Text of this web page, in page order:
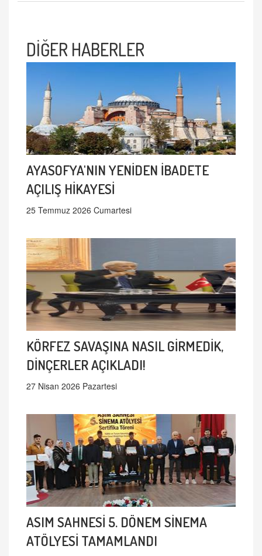
DİĞER HABERLER
AYASOFYA'NIN YENİDEN İBADETE
AÇILIŞ HİKAYESİ
25 Temmuz 2026 Cumartesi
KÖRFEZ SAVAŞINA NASIL GİRMEDİK,
DİNÇERLER AÇIKLADI!
27 Nisan 2026 Pazartesi
ASIM SAHNESİ 5. DÖNEM SİNEMA
ATÖLYESİ TAMAMLANDI